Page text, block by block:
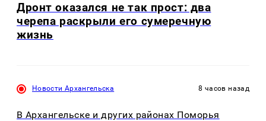
Дронт оказался не так прост: два
черепа раскрыли его сумеречную
жизнь
Новости Архангельска 8 часов назад
В Архангельске и других районах Поморья